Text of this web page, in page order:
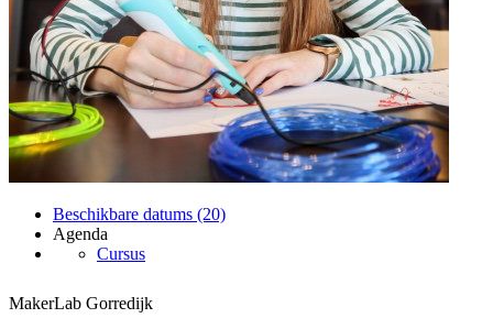
Beschikbare datums (20)
Agenda
Cursus
MakerLab Gorredijk